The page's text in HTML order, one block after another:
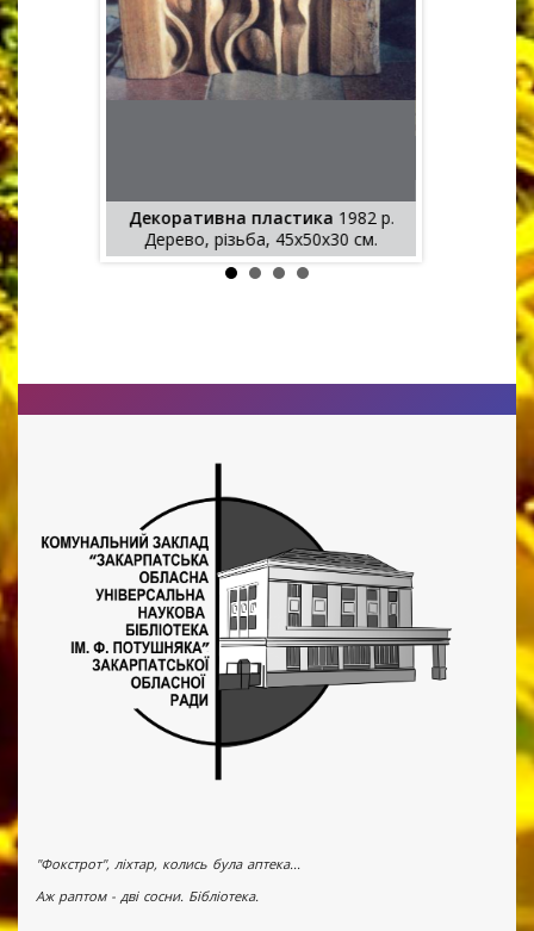
різьба,
М.Б.)
Декоративна пластика 1982 р.
Дерево, різьба, 45x50x30 см.
Дерево,
"Фокстрот", ліхтар, колись була аптека...
Аж раптом - дві сосни. Бібліотека.